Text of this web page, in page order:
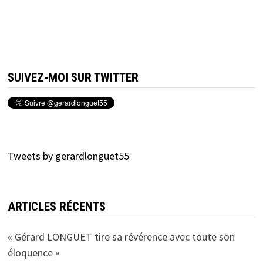
SUIVEZ-MOI SUR TWITTER
Tweets by gerardlonguet55
ARTICLES RÉCENTS
« Gérard LONGUET tire sa révérence avec toute son
éloquence »